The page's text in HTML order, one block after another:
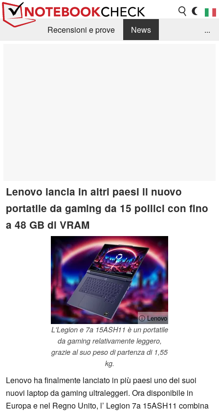
Recensioni e prove
News
...
Lenovo lancia in altri paesi il nuovo
portatile da gaming da 15 pollici con fino
a 48 GB di VRAM
ⓘ Lenovo
L'Legion e 7a 15ASH11 è un portatile
da gaming relativamente leggero,
grazie al suo peso di partenza di 1,55
kg.
Lenovo ha finalmente lanciato in più paesi uno dei suoi
nuovi laptop da gaming ultraleggeri. Ora disponibile in
Europa e nel Regno Unito, l’ Legion 7a 15ASH11 combina